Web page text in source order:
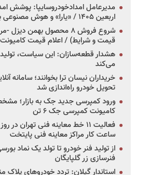
اربعین ۱۴۰۵ / «یارا» و هوش مصنوعی به خدمت زائران آمد
قیمت و شرایط) / اعلام قیمت کامیونت فورس ۳.۸
هشدار قطعه‌سازان: این سیاست، تولید
می‌کند
خریداران نیسان ترا بخوانند؛ سامانه
تحویل خودرو راه‌اندازی شد
ورود کمپرسی جدید جک به بازار؛
کامیونت کمپرسی جک ۶ تن
فعالیت ۱۱ خط معاینه فنی تهران
ساعت کار مراکز معاینه فنی پایتخت
از تولید فنر خودرو تا تولد یک نماد
فنرسازی زر گلپایگان